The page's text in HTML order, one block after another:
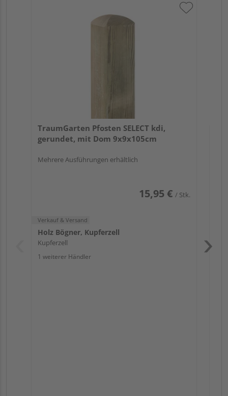
TraumGarten Pfosten SELECT kdi,
gerundet, mit Dom 9x9x105cm
Mehrere Ausführungen erhältlich
15,95 € / Stk.
Verkauf & Versand
Holz Bögner, Kupferzell
Kupferzell
1 weiterer Händler